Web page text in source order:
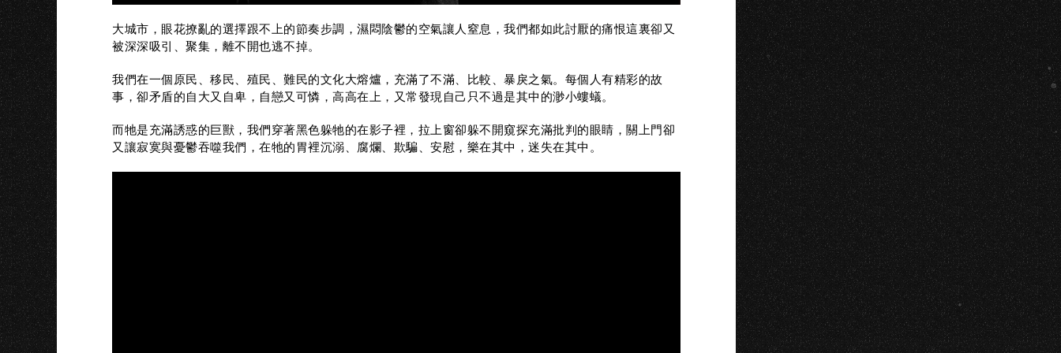
大城市，眼花撩亂的選擇跟不上的節奏步調，濕悶陰鬱的空氣讓人窒息，我們都如此討厭的痛恨這裏卻又
被深深吸引、聚集，離不開也逃不掉。
我們在一個原民、移民、殖民、難民的文化大熔爐，充滿了不滿、比較、暴戾之氣。每個人有精彩的故
事，卻矛盾的自大又自卑，自戀又可憐，高高在上，又常發現自己只不過是其中的渺小螻蟻。
而牠是充滿誘惑的巨獸，我們穿著黑色躲牠的在影子裡，拉上窗卻躲不開窺探充滿批判的眼睛，關上門卻
又讓寂寞與憂鬱吞噬我們，在牠的胃裡沉溺、腐爛、欺騙、安慰，樂在其中，迷失在其中。